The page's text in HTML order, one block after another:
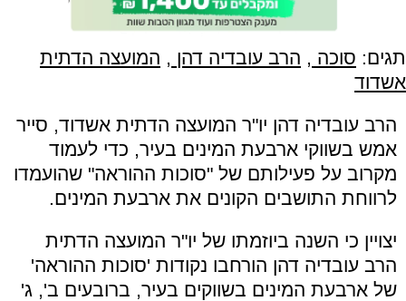
תגים: סוכה , הרב עובדיה דהן , המועצה הדתית
אשדוד
הרב עובדיה דהן יו"ר המועצה הדתית אשדוד, סייר
אמש בשווקי ארבעת המינים בעיר, כדי לעמוד
מקרוב על פעילותם של "סוכות ההוראה" שהועמדו
לרווחת התושבים הקונים את ארבעת המינים.
יצויין כי השנה ביוזמתו של יו"ר המועצה הדתית
הרב עובדיה דהן הורחבו נקודות 'סוכות ההוראה'
של ארבעת המינים בשווקים בעיר, ברובעים ב', ג'